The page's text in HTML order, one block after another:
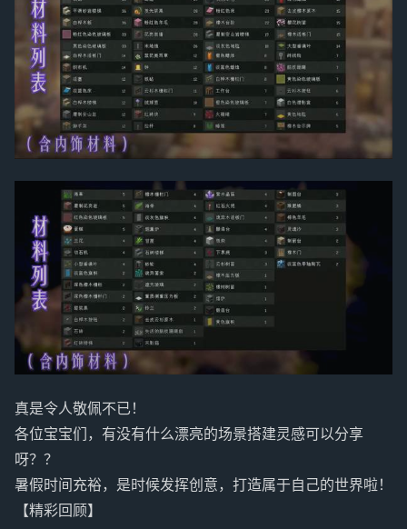
真是令人敬佩不已！
各位宝宝们，有没有什么漂亮的场景搭建灵感可以分享
呀？？
暑假时间充裕，是时候发挥创意，打造属于自己的世界啦！
【精彩回顾】